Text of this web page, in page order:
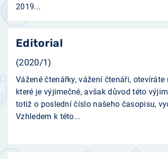
2019...
Editorial
(2020/1)
Vážené čtenářky, vážení čtenáři,
které je výjimečné, avšak důvod této
totiž o poslední číslo našeho časopisu,
Vzhledem k této...